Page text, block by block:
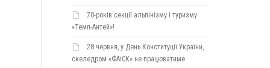
70-років секції альпінізму і туризму
«Темп-Антей»!
28 червня, у День Конституції України,
скеледром «ФАіСК» не працюватиме.